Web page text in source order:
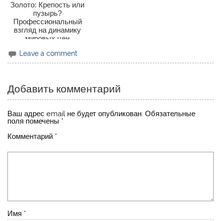
Золото: Крепость или
пузырь?
Профессиональный
взгляд на динамику
мировых цен
Leave a comment
Добавить комментарий
Ваш адрес email не будет опубликован. Обязательные
поля помечены *
Комментарий *
Имя *